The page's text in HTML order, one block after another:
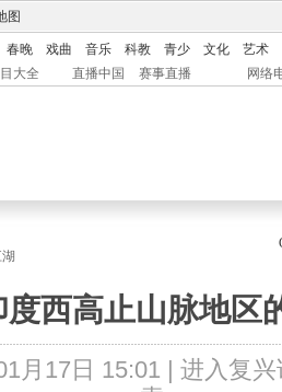
图
春晚 戏曲 音乐 科教 青少 文化
艺术
大全 直播中国 赛事直播 网络
度西高止山脉地区
月17日 15:01 | 进入复兴